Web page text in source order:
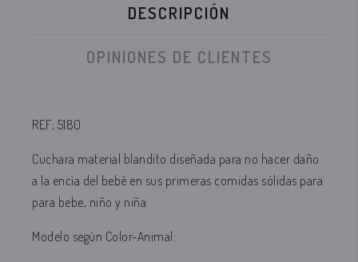
DESCRIPCIÓN
OPINIONES DE CLIENTES
REF; 5180
Cuchara material blandito diseñada para no hacer daño
a la encía del bebé en sus primeras comidas sólidas para
para bebe, niño y niña
Modelo según Color-Animal: